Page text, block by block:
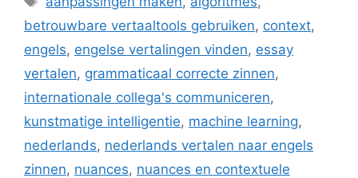
betrouwbare vertaaltools gebruiken, context,
engels, engelse vertalingen vinden, essay
vertalen, grammaticaal correcte zinnen,
internationale collega's communiceren,
kunstmatige intelligentie, machine learning,
nederlands, nederlands vertalen naar engels
zinnen, nuances, nuances en contextuele